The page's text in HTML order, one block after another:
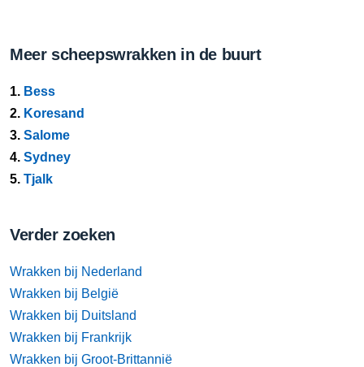
Meer scheepswrakken in de buurt
1. Bess
2. Koresand
3. Salome
4. Sydney
5. Tjalk
Verder zoeken
Wrakken bij Nederland
Wrakken bij België
Wrakken bij Duitsland
Wrakken bij Frankrijk
Wrakken bij Groot-Brittannië